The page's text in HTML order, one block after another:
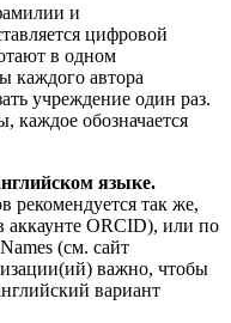
и
цифровой
в одном
каждого автора
учреждение один раз.
каждое обозначается
языке.
рекомендуется так же,
ORCID), или по
(см. сайт
важно, чтобы
вариант